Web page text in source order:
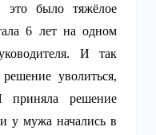
это было тяжёлое
6 лет на одном
И так
уволиться,
решение
у мужа начались в